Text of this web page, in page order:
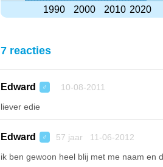
1990 2000 2010 2020
7 reacties
Edward ♂ 10-08-2011
liever edie
Edward ♂ 57 jaar 11-06-2012
ik ben gewoon heel blij met me naam en